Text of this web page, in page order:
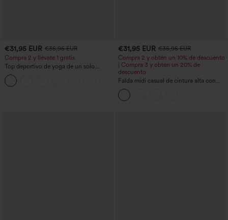
€31,95 EUR €35,95 EUR
Compra 2 y llévate 1 gratis
Top deportivo de yoga de un solo
hombro, manga larga con agujero para
el pulgar, dobladillo curvo estilo high-
low (frente más corto, espalda más
+4
€31,95 EUR €35,95 EUR
Compra 2 y obtén un 10% de descuento
| Compra 3 y obtén un 20% de
descuento
Falda midi casual de cintura alta con
control abdominal, fruncida, bajo curvo,
2 en 1 en forro polar y PU